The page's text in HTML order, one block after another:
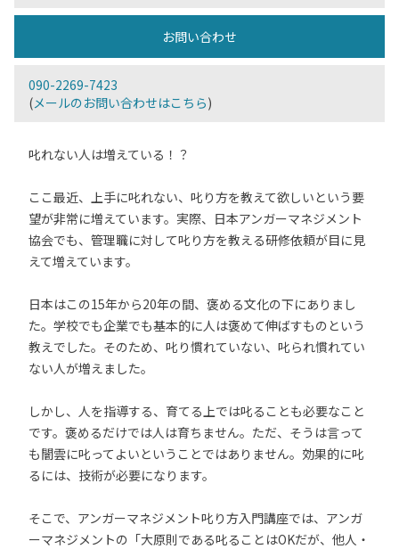
お問い合わせ
090-2269-7423
(メールのお問い合わせはこちら)
叱れない人は増えている！？
ここ最近、上手に叱れない、叱り方を教えて欲しいという要
望が非常に増えています。実際、日本アンガーマネジメント
協会でも、管理職に対して叱り方を教える研修依頼が目に見
えて増えています。
日本はこの15年から20年の間、褒める文化の下にありまし
た。学校でも企業でも基本的に人は褒めて伸ばすものという
教えでした。そのため、叱り慣れていない、叱られ慣れてい
ない人が増えました。
しかし、人を指導する、育てる上では叱ることも必要なこと
です。褒めるだけでは人は育ちません。ただ、そうは言って
も闇雲に叱ってよいということではありません。効果的に叱
るには、技術が必要になります。
そこで、アンガーマネジメント叱り方入門講座では、アンガ
ーマネジメントの「大原則である叱ることはOKだが、他人・